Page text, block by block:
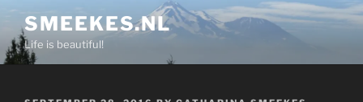
content
SMEEKES.NL
Life is beautiful!